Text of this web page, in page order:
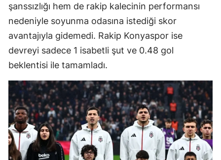
şanssızlığı hem de rakip kalecinin performansı
nedeniyle soyunma odasına istediği skor
avantajıyla gidemedi. Rakip Konyaspor ise
devreyi sadece 1 isabetli şut ve 0.48 gol
beklentisi ile tamamladı.